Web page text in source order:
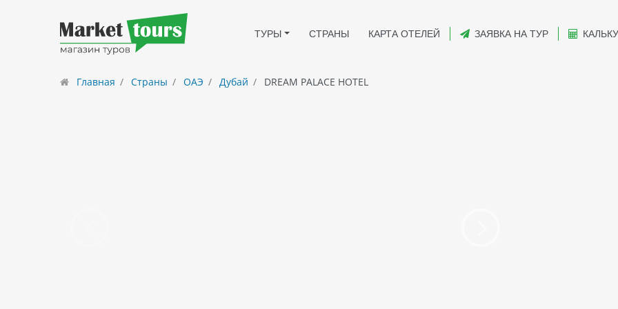
ТУРЫ СТРАНЫ КАРТА ОТЕЛЕЙ ЗАЯВКА НА ТУР
Главная Страны ОАЭ Дубай DREAM PALACE HOTEL